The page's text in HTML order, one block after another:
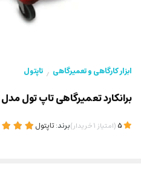
ابزار کارگاهی و تعمیرگاهی / تاپتول
برانکارد تعمیرگاهی تاپ تول مدل JCM-0300
(امتیاز 1خریدار)برند:تاپتول